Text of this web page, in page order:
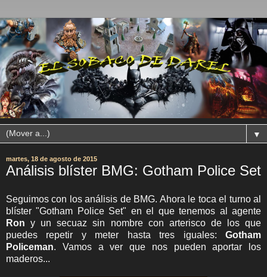
▼
martes, 18 de agosto de 2015
Análisis blíster BMG: Gotham Police Set
Seguimos con los análisis de BMG. Ahora le toca el turno al
blíster "Gotham Police Set" en el que tenemos al agente
Ron y un secuaz sin nombre con arterisco de los que
puedes repetir y meter hasta tres iguales: Gotham
Policeman. Vamos a ver que nos pueden aportar los
maderos...